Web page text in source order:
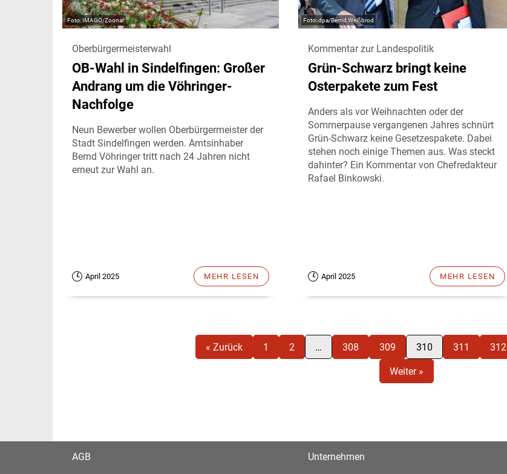
IMAGO/Zoonar
Oberbürgermeisterwahl
OB-Wahl in Sindelfingen: Großer
Andrang um die Vöhringer-
Nachfolge
Neun Bewerber wollen Oberbürgermeister der
Stadt Sindelfingen werden. Amtsinhaber
Bernd Vöhringer tritt nach 24 Jahren nicht
erneut zur Wahl an.
April 2025 MEHR LESEN
dpa/Bernd Weißbrod
Kommentar zur Landespolitik
Grün-Schwarz bringt keine
Osterpakete zum Fest
Anders als vor Weihnachten oder der
Sommerpause vergangenen Jahres schnürt
Grün-Schwarz keine Gesetzespakete. Dabei
stehen noch einige Themen aus. Was steckt
dahinter? Ein Kommentar von Chefredakteur
Rafael Binkowski.
April 2025 MEHR LESEN
« Zurück 1 2 … 308 309 310 311 312
Weiter »
AGB Unternehmen